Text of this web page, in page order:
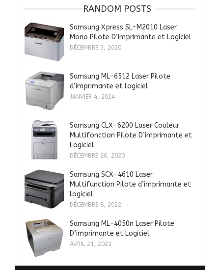
RANDOM POSTS
Samsung Xpress SL-M2010 Laser
Mono Pilote D’imprimante et Logiciel
DÉCEMBRE 3, 2020
Samsung ML-6512 Laser Pilote
d’imprimante et logiciel
JANVIER 4, 2024
Samsung CLX-6200 Laser Couleur
Multifonction Pilote D’imprimante et
Logiciel
DÉCEMBRE 20, 2020
Samsung SCX-4610 Laser
Multifunction Pilote d’imprimante et
logiciel
DÉCEMBRE 8, 2022
Samsung ML-4050n Laser Pilote
D’imprimante et Logiciel
AVRIL 21, 2021